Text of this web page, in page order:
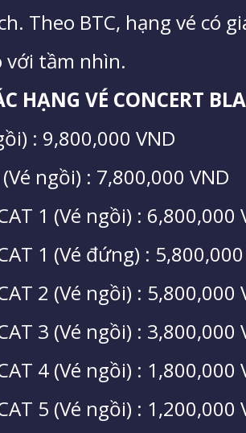
Theo BTC, hạng vé có
với tầm nhìn.
HẠNG VÉ CONCERT
: 9,800,000 VND
ngồi) : 7,800,000 VND
1 (Vé ngồi) : 6,800,000
1 (Vé đứng) :
2 (Vé ngồi) : 5,800,000
3 (Vé ngồi) : 3,800,000
4 (Vé ngồi) : 1,800,000
5 (Vé ngồi) :